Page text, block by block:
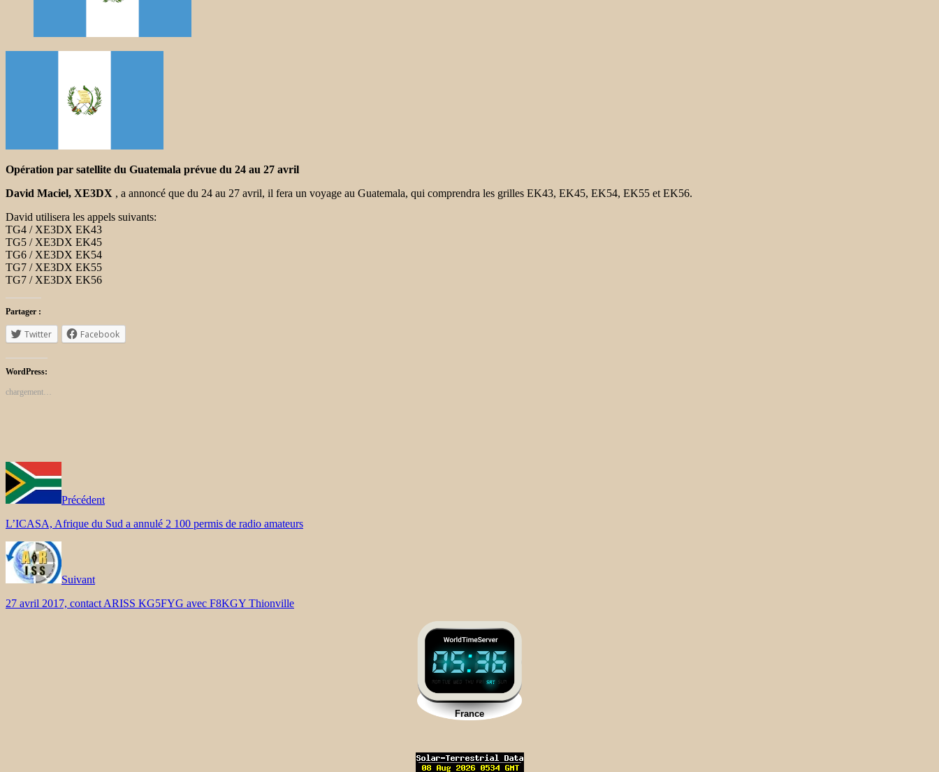
Opération par satellite du Guatemala prévue du 24 au 27 avril
David Maciel, XE3DX , a annoncé que du 24 au 27 avril, il fera un voyage au Guatemala, qui comprendra les grilles EK43, EK45, EK54, EK55 et EK56.
David utilisera les appels suivants:
TG4 / XE3DX EK43
TG5 / XE3DX EK45
TG6 / XE3DX EK54
TG7 / XE3DX EK55
TG7 / XE3DX EK56
Partager :
Twitter Facebook
WordPress:
chargement…
Précédent
L’ICASA, Afrique du Sud a annulé 2 100 permis de radio amateurs
Suivant
27 avril 2017, contact ARISS KG5FYG avec F8KGY Thionville